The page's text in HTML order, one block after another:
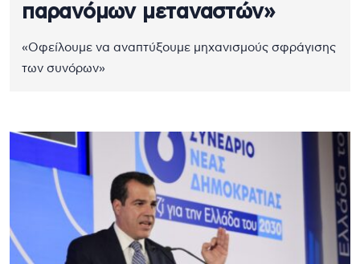
παρανόμων μεταναστών»
«Οφείλουμε να αναπτύξουμε μηχανισμούς σφράγισης
των συνόρων»